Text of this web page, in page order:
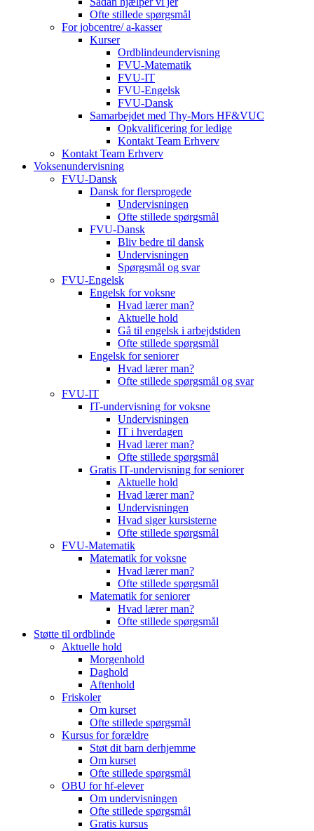
Ofte stillede spørgsmål
For jobcentre/ a-kasser
Kurser
Ordblindeundervisning
FVU-Matematik
FVU-IT
FVU-Engelsk
FVU-Dansk
Samarbejdet med Thy-Mors HF&VUC
Opkvalificering for ledige
Kontakt Team Erhverv
Kontakt Team Erhverv
Voksenundervisning
FVU-Dansk
Dansk for flersprogede
Undervisningen
Ofte stillede spørgsmål
FVU-Dansk
Bliv bedre til dansk
Undervisningen
Spørgsmål og svar
FVU-Engelsk
Engelsk for voksne
Hvad lærer man?
Aktuelle hold
Gå til engelsk i arbejdstiden
Ofte stillede spørgsmål
Engelsk for seniorer
Hvad lærer man?
Ofte stillede spørgsmål og svar
FVU-IT
IT-undervisning for voksne
Undervisningen
IT i hverdagen
Hvad lærer man?
Ofte stillede spørgsmål
Gratis IT‑undervisning for seniorer
Aktuelle hold
Hvad lærer man?
Undervisningen
Hvad siger kursisterne
Ofte stillede spørgsmål
FVU-Matematik
Matematik for voksne
Hvad lærer man?
Ofte stillede spørgsmål
Matematik for seniorer
Hvad lærer man?
Ofte stillede spørgsmål
Støtte til ordblinde
Aktuelle hold
Morgenhold
Daghold
Aftenhold
Friskoler
Om kurset
Ofte stillede spørgsmål
Kursus for forældre
Støt dit barn derhjemme
Om kurset
Ofte stillede spørgsmål
OBU for hf-elever
Om undervisningen
Ofte stillede spørgsmål
Gratis kursus